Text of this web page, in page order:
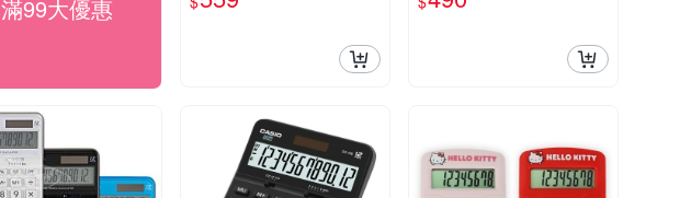
滿99大優惠
多巴胺色 辦公用品)